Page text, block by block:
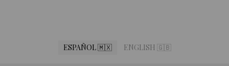
ESPAÑOL 🇲🇽 ENGLISH 🇬🇧